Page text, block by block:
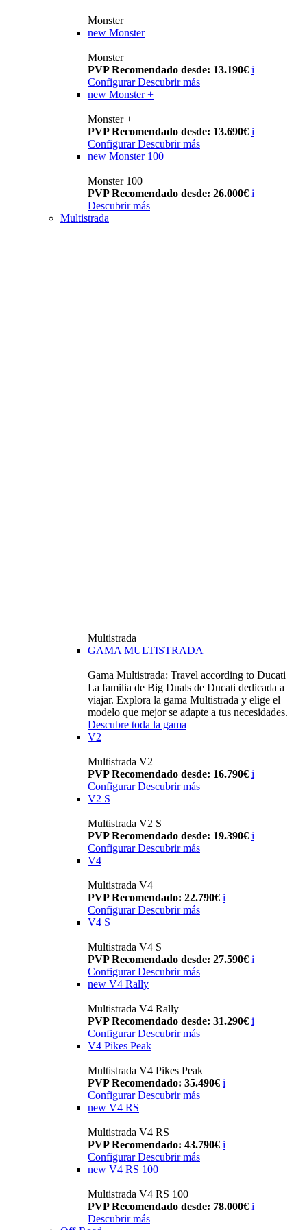
Monster
new Monster
Monster
PVP Recomendado desde: 13.190€ i
Configurar Descubrir más
new Monster +
Monster +
PVP Recomendado desde: 13.690€ i
Configurar Descubrir más
new Monster 100
Monster 100
PVP Recomendado desde: 26.000€ i
Descubrir más
Multistrada
Multistrada
GAMA MULTISTRADA
Gama Multistrada: Travel according to Ducati
La familia de Big Duals de Ducati dedicada a
viajar. Explora la gama Multistrada y elige el
modelo que mejor se adapte a tus necesidades.
Descubre toda la gama
V2
Multistrada V2
PVP Recomendado desde: 16.790€ i
Configurar Descubrir más
V2 S
Multistrada V2 S
PVP Recomendado desde: 19.390€ i
Configurar Descubrir más
V4
Multistrada V4
PVP Recomendado: 22.790€ i
Configurar Descubrir más
V4 S
Multistrada V4 S
PVP Recomendado desde: 27.590€ i
Configurar Descubrir más
new V4 Rally
Multistrada V4 Rally
PVP Recomendado desde: 31.290€ i
Configurar Descubrir más
V4 Pikes Peak
Multistrada V4 Pikes Peak
PVP Recomendado: 35.490€ i
Configurar Descubrir más
new V4 RS
Multistrada V4 RS
PVP Recomendado: 43.790€ i
ConfigurarDescubrir más
new V4 RS 100
Multistrada V4 RS 100
PVP Recomendado desde: 78.000€ i
Descubrir más